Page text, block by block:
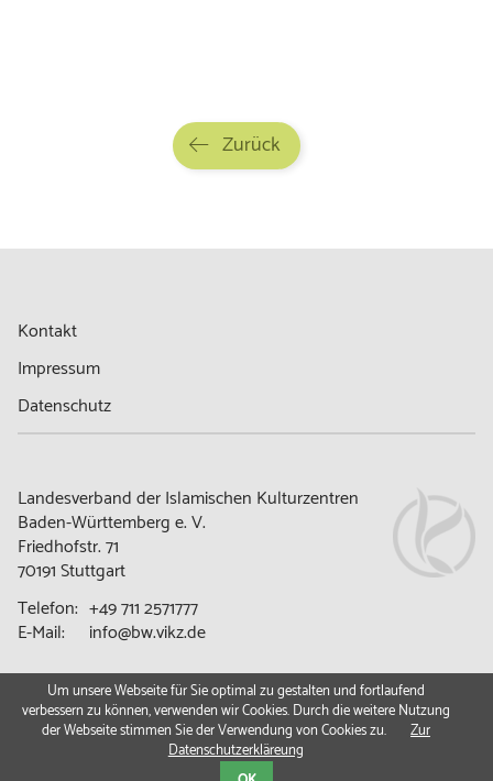
Zurück
Kontakt
Impressum
Datenschutz
Landesverband der Islamischen Kulturzentren
Baden-Württemberg e. V.
Friedhofstr. 71
70191 Stuttgart
Telefon: +49 711 2571777
E-Mail:
info@bw.vikz.de
© 2026 | LVIKZ BW e. V.
Um unsere Webseite für Sie optimal zu gestalten und fortlaufend
verbessern zu können, verwenden wir Cookies. Durch die weitere Nutzung
der Webseite stimmen Sie der Verwendung von Cookies zu.
Zur
Datenschutzerkläreung